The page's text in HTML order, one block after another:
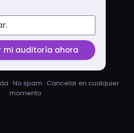
mi auditoría ahora
· No spam · Cancelar en cualquier
momento